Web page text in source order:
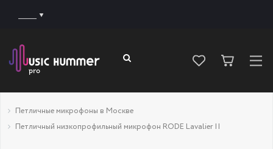
Петличные микрофоны в Москве
Петличный низкопрофильный микрофон RODE Lavalier II